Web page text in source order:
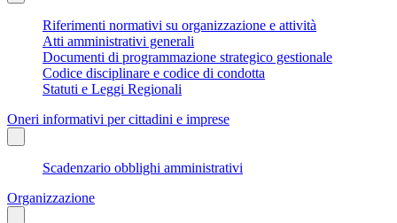
Riferimenti normativi su organizzazione e attività
Atti amministrativi generali
Documenti di programmazione strategico gestionale
Codice disciplinare e codice di condotta
Statuti e Leggi Regionali
Oneri informativi per cittadini e imprese
Scadenzario obblighi amministrativi
Organizzazione